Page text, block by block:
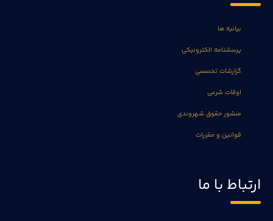
بیانیه ها
پرسشنامه الکترونیکی
گزارشات تخصصی
اوقات شرعی
منشور حقوق شهروندی
قوانین و مقررات
ارتباط با ما